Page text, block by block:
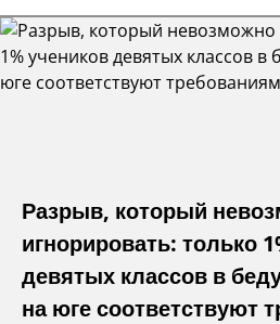
Разрыв, который
игнорировать: только
девятых классов в
на юге соответствуют